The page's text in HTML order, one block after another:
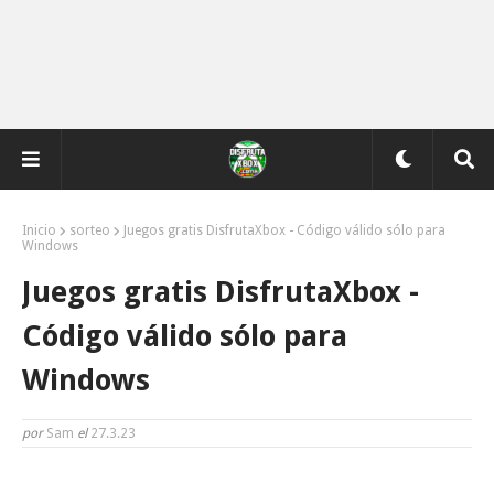
Inicio sorteo
Juegos gratis DisfrutaXbox - Código válido sólo para
Windows
Juegos gratis DisfrutaXbox -
Código válido sólo para
Windows
por Sam el27.3.23